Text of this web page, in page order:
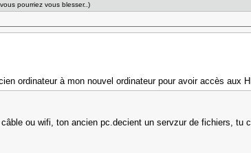
pourriez vous blesser..)
ordinateur à mon nouvel ordinateur pour avoir accès aux
ou wifi, ton ancien pc.decient un servzur de fichiers,